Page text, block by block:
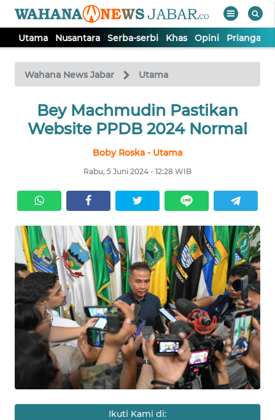
Utama Nusantara Serba-serbi Khas Opini Priangan
Wahana News Jabar Utama
Bey Machmudin Pastikan
Website PPDB 2024 Normal
Boby Roska - Utama
Rabu, 5 Juni 2024 - 12:28 WIB
Ikuti Kami di:
TV
Tutup
UTAMA
SERBI
KHAS
OPINI
PRIANGAN
TIMUR
SUKABUMI
PURWAKARTA
Informasi